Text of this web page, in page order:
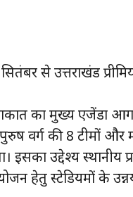
से उत्तराखंड
का मुख्य एजेंडा
वर्ग की 8 टीमों और
इसका उद्देश्य स्थानीय
हेतु स्टेडियमों के